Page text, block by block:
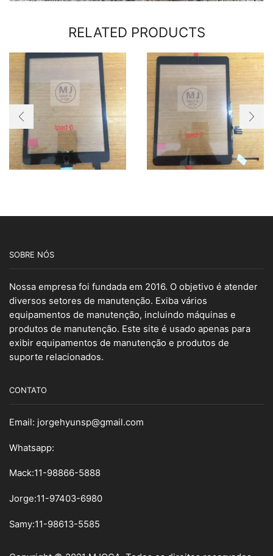
RELATED PRODUCTS
SOBRE NÓS
Nossa empresa foi fundada em 2016. O objetivo é atender
diversos setores de manutenção. Exiba vários
equipamentos de manutenção, incluindo máquinas e
produtos de manutenção. Este site é usado apenas para
exibir equipamentos de manutenção e produtos de
suporte relacionados.
CONTATO
Email: jorgehyunsp@gmail.com
Whatsapp:
Mack:11-98866-5888
Jorge:11-97403-6980
Samy:11-98613-5585